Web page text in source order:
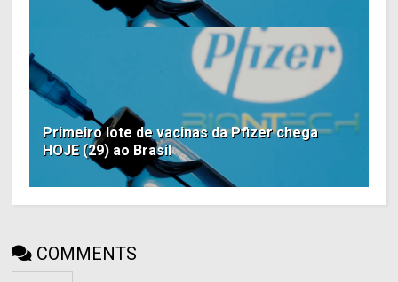
Primeiro lote de vacinas da Pfizer chega
HOJE (29) ao Brasil
COMMENTS